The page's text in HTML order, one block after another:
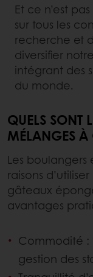
Et ce n’est
sur tous les
recherche et
diversifier
intégrant des
du monde.
QUELS SONT
MÉLANGES À
Les boulangers
raisons
gâteaux
avantages
Commodité
gestion des